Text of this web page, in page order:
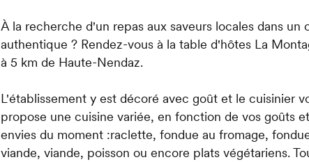
À la recherche d'un repas aux saveurs locales dans un
authentique ? Rendez-vous à la table d'hôtes La
à 5 km de Haute-Nendaz.
L'établissement y est décoré avec goût et le cuisinier
propose une cuisine variée, en fonction de vos goûts
envies du moment :raclette, fondue au fromage,
viande, viande, poisson ou encore plats végétariens.